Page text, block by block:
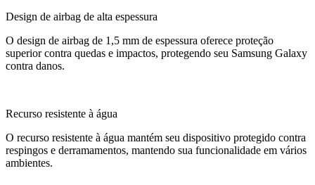
Design de airbag de alta espessura
O design de airbag de 1,5 mm de espessura oferece proteção
superior contra quedas e impactos, protegendo seu Samsung Galaxy
contra danos.
Recurso resistente à água
O recurso resistente à água mantém seu dispositivo protegido contra
respingos e derramamentos, mantendo sua funcionalidade em vários
ambientes.